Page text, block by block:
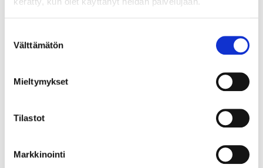
valinta
Välttämätön
Mieltymykset
Tilastot
Markkinointi